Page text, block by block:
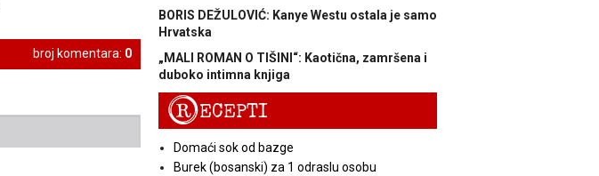
broj komentara: 0
BORIS DEŽULOVIĆ: Kanye Westu ostala je samo
Hrvatska
„MALI ROMAN O TIŠINI“: Kaotična, zamršena i
duboko intimna knjiga
RECEPTI
Domaći sok od bazge
Burek (bosanski) za 1 odraslu osobu